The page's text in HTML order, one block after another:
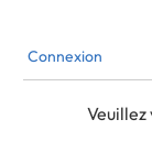
Connexion